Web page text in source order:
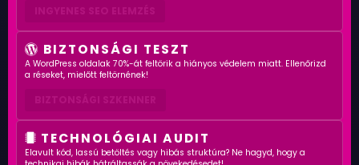
BIZTONSÁGI TESZT
A WordPress oldalak 70%-át feltörik a hiányos védelem miatt. Ellenőrizd
a réseket, mielőtt feltörnének!
TECHNOLÓGIAI AUDIT
Elavult kód, lassú betöltés vagy hibás struktúra? Ne hagyd, hogy a